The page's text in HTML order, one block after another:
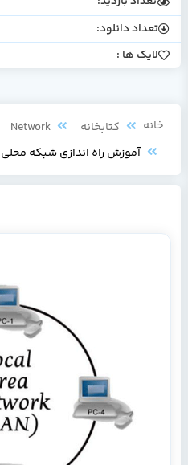
تعداد دانلود:
لایک ها :
خانه کتابخانه
Network
آموزش راه اندازی شبکه محلی